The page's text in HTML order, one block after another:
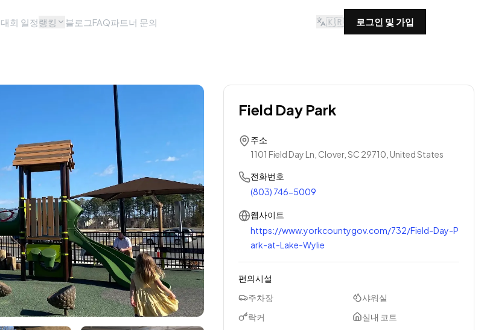
대회 일정랭킹 블로그FAQ파트너 문의 🇰🇷 로그인 및 가입
Field Day Park
주소
1101 Field Day Ln, Clover, SC 29710, United States
전화번호
(803) 746-5009
웹사이트
https://www.yorkcountygov.com/732/Field-Day-P
ark-at-Lake-Wylie
편의시설
주차장
샤워실
락커
실내 코트